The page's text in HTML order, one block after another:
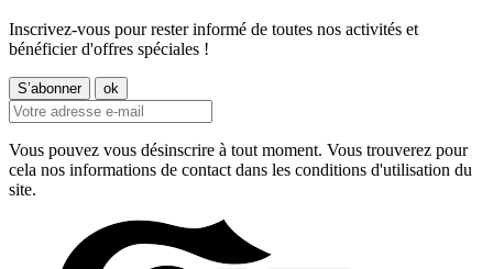
Inscrivez-vous pour rester informé de toutes nos activités et
bénéficier d'offres spéciales !
Vous pouvez vous désinscrire à tout moment. Vous trouverez pour
cela nos informations de contact dans les conditions d'utilisation du
site.